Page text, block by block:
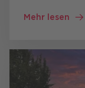
Teams.
Mehr lesen